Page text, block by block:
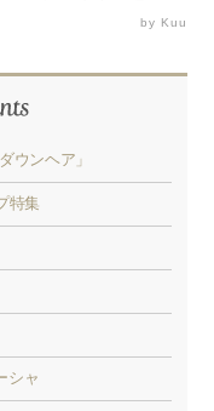
by Kuu
ウンヘア」
特集
シャ